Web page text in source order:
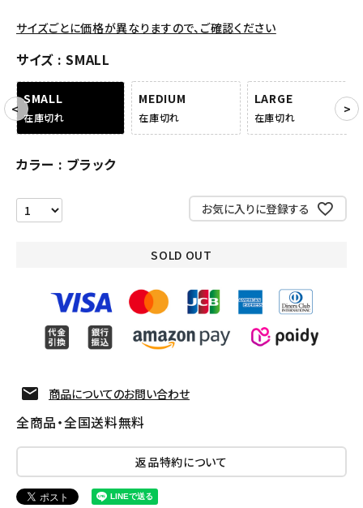
SEASON
CONTENTS
ACCOUNT MENU
サイズごとに価格が異なりますので、ご確認ください
サイズ SMALL
SMALL
在庫切れ
MEDIUM
在庫切れ
LARGE
在庫切れ
カラー ブラック
お気に入りに登録する
SOLD OUT
商品についてのお問い合わせ
全商品・全国送料無料
返品特約について